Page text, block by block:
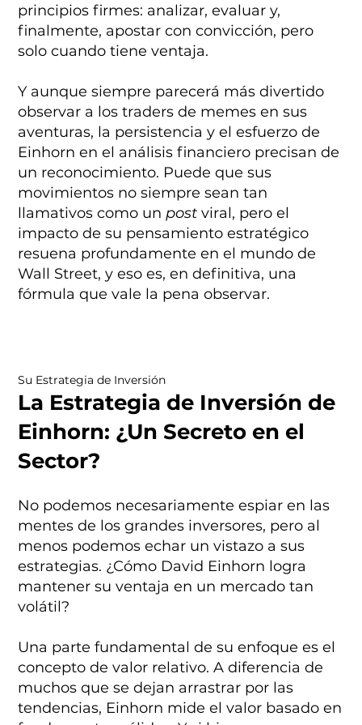
Su Estrategia de Inversión
La Estrategia de Inversión de
Einhorn: ¿Un Secreto en el
Sector?
No podemos necesariamente espiar en las
mentes de los grandes inversores, pero al
menos podemos echar un vistazo a sus
estrategias. ¿Cómo David Einhorn logra
mantener su ventaja en un mercado tan
volátil?
Una parte fundamental de su enfoque es el
concepto de valor relativo. A diferencia de
muchos que se dejan arrastrar por las
tendencias, Einhorn mide el valor basado en
principios firmes: analizar, evaluar y,
finalmente, apostar con convicción, pero
solo cuando tiene ventaja.
Y aunque siempre parecerá más divertido
observar a los traders de memes en sus
aventuras, la persistencia y el esfuerzo de
Einhorn en el análisis financiero precisan de
un reconocimiento. Puede que sus
movimientos no siempre sean tan
llamativos como un post viral, pero el
impacto de su pensamiento estratégico
resuena profundamente en el mundo de
Wall Street, y eso es, en definitiva, una
fórmula que vale la pena observar.